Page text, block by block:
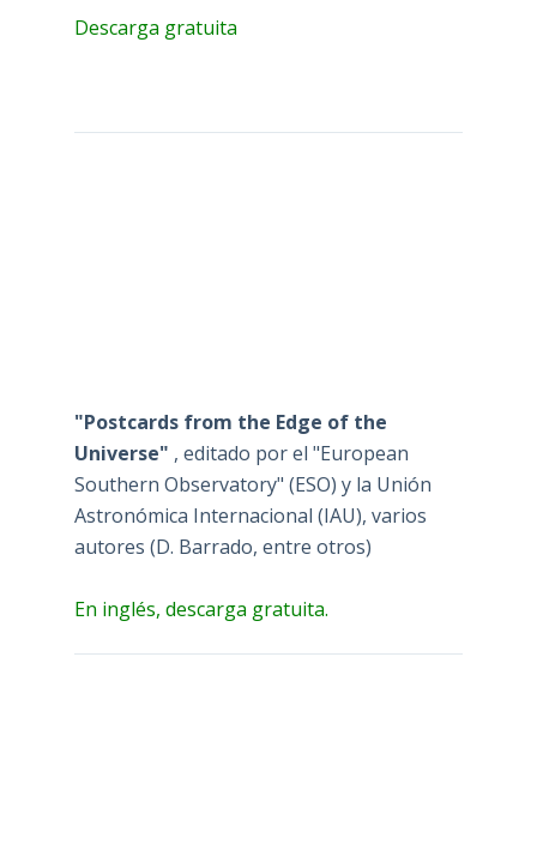
Descarga gratuita
"Postcards from the Edge of the
Universe" , editado por el "European
Southern Observatory" (ESO) y la Unión
Astronómica Internacional (IAU), varios
autores (D. Barrado, entre otros)
En inglés, descarga gratuita.